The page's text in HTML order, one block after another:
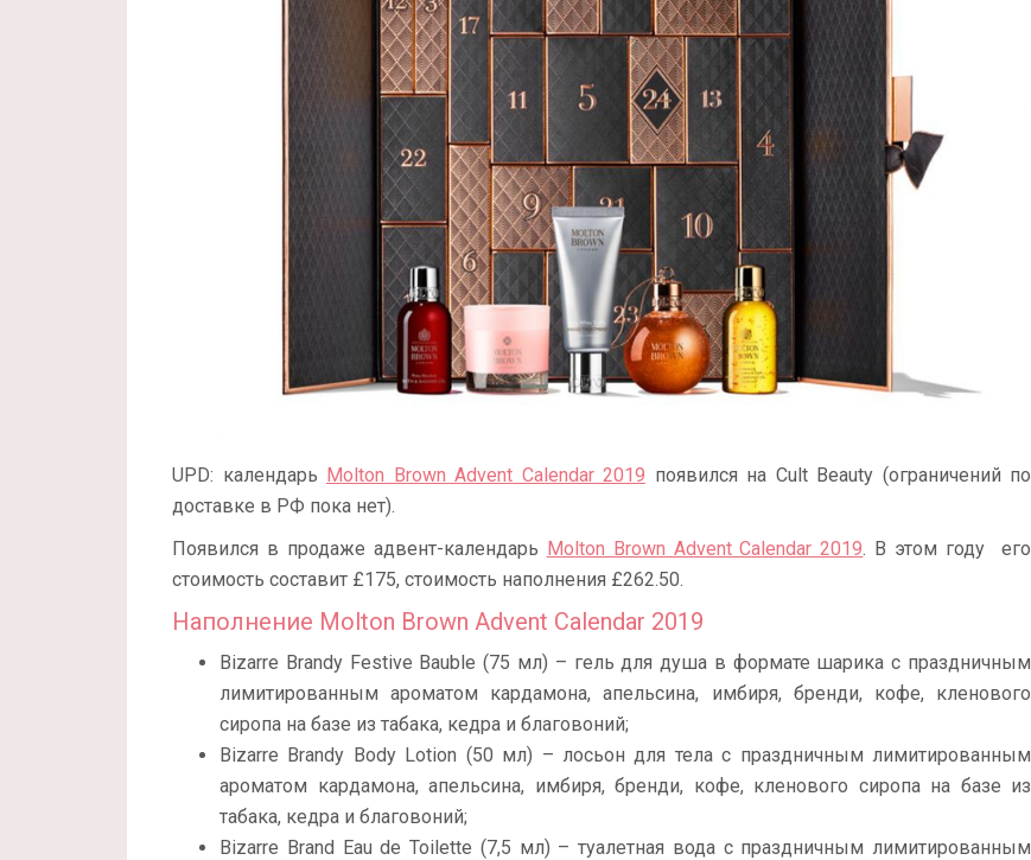
UPD: календарь Molton Brown Advent Calendar 2019 появился на Cult Beauty (ограничений по
доставке в РФ пока нет).
Появился в продаже адвент-календарь Molton Brown Advent Calendar 2019. В этом году его
стоимость составит £175, стоимость наполнения £262.50.
Наполнение Molton Brown Advent Calendar 2019
Bizarre Brandy Festive Bauble (75 мл) – гель для душа в формате шарика с праздничным
лимитированным ароматом кардамона, апельсина, имбиря, бренди, кофе, кленового
сиропа на базе из табака, кедра и благовоний;
Bizarre Brandy Body Lotion (50 мл) – лосьон для тела с праздничным лимитированным
ароматом кардамона, апельсина, имбиря, бренди, кофе, кленового сиропа на базе из
табака, кедра и благовоний;
Bizarre Brand Eau de Toilette (7,5 мл) – туалетная вода с праздничным лимитированным